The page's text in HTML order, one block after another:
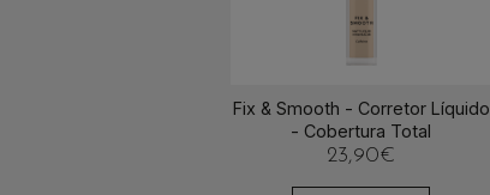
Fix & Smooth - Corretor Líquido
- Cobertura Total
23,90€